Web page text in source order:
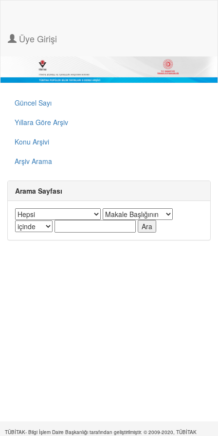
Üye Girişi
Güncel Sayı
Yıllara Göre Arşiv
Konu Arşivi
Arşiv Arama
Arama Sayfası
TÜBİTAK- Bilgi İşlem Daire Başkanlığı tarafından geliştirilmiştir. © 2009-2020, TÜBİTAK